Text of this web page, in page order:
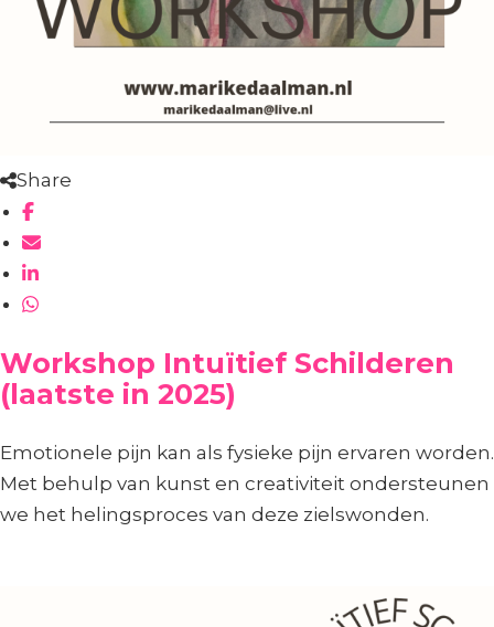
Share
Workshop Intuïtief Schilderen
(laatste in 2025)
Emotionele pijn kan als fysieke pijn ervaren worden.
Met behulp van kunst en creativiteit ondersteunen
we het helingsproces van deze zielswonden.